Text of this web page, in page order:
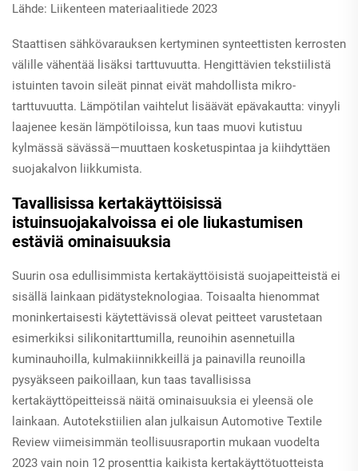
Lähde: Liikenteen materiaalitiede 2023
Staattisen sähkövarauksen kertyminen synteettisten kerrosten
välille vähentää lisäksi tarttuvuutta. Hengittävien tekstiilistä
istuinten tavoin sileät pinnat eivät mahdollista mikro-
tarttuvuutta. Lämpötilan vaihtelut lisäävät epävakautta: vinyyli
laajenee kesän lämpötiloissa, kun taas muovi kutistuu
kylmässä sävässä—muuttaen kosketuspintaa ja kiihdyttäen
suojakalvon liikkumista.
Tavallisissa kertakäyttöisissä
istuinsuojakalvoissa ei ole liukastumisen
estäviä ominaisuuksia
Suurin osa edullisimmista kertakäyttöisistä suojapeitteistä ei
sisällä lainkaan pidätysteknologiaa. Toisaalta hienommat
moninkertaisesti käytettävissä olevat peitteet varustetaan
esimerkiksi silikonitarttumilla, reunoihin asennetuilla
kuminauhoilla, kulmakiinnikkeillä ja painavilla reunoilla
pysyäkseen paikoillaan, kun taas tavallisissa
kertakäyttöpeitteissä näitä ominaisuuksia ei yleensä ole
lainkaan. Autotekstiilien alan julkaisun Automotive Textile
Review viimeisimmän teollisuusraportin mukaan vuodelta
2023 vain noin 12 prosenttia kaikista kertakäyttötuotteista